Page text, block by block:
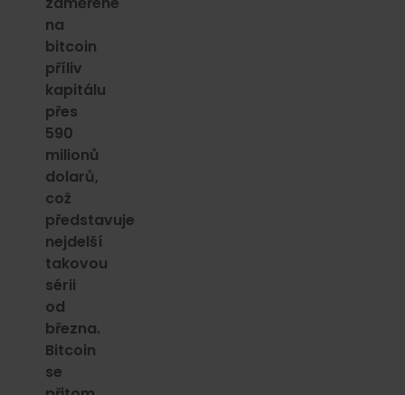
na
bitcoin
příliv
kapitálu
přes
590
milionů
dolarů,
což
představuje
nejdelší
takovou
sérii
od
března.
Bitcoin
se